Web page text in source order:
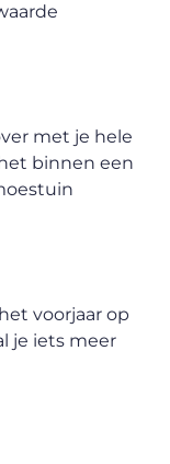
met je hele
binnen een
voorjaar op
je iets meer